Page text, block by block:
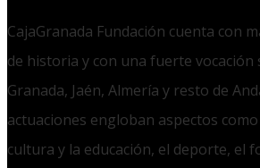
CajaGranada Fundación cuenta con
de historia y con una fuerte vocación
Granada, Jaén, Almería y resto de
actuaciones engloban aspectos
cultura y la educación, el deporte, el